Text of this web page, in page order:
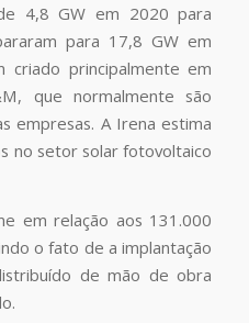
4,8 GW em 2020 para
para 17,8 GW em
criado principalmente em
que normalmente são
empresas. A Irena estima
no setor solar fotovoltaico
em relação aos 131.000
o fato de a implantação
de mão de obra